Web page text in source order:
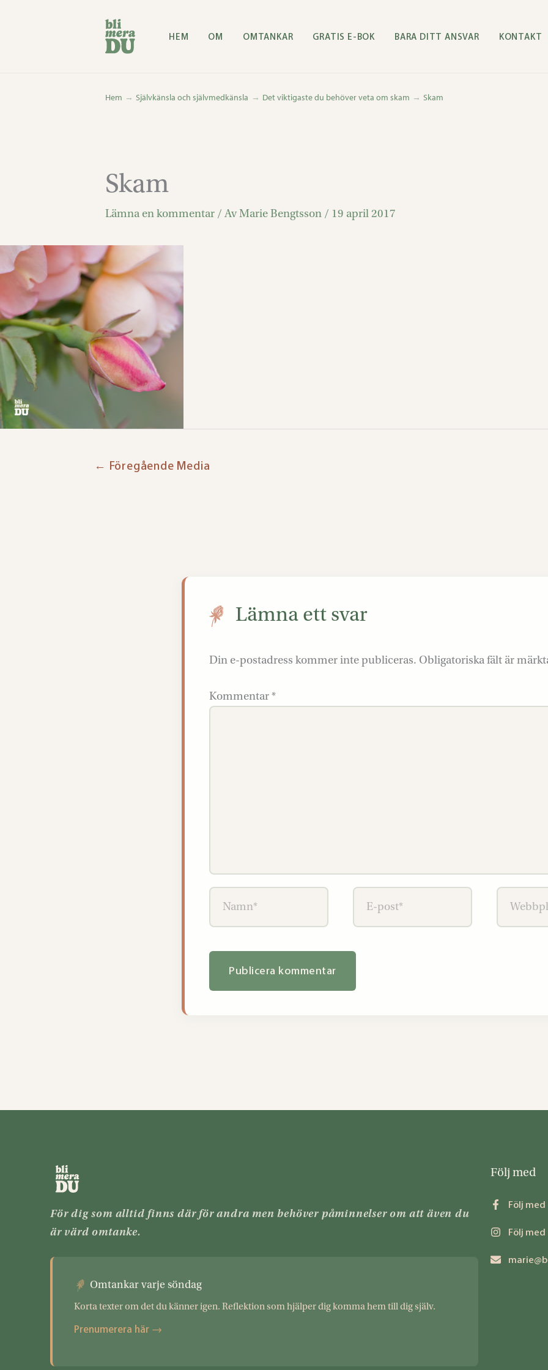
HEM OM OMTANKAR GRATIS E-BOK BARA DITT ANSVAR KONTAKT
Hem Självkänsla och självmedkänsla Det viktigaste du behöver veta om skam Skam
Skam
Lämna en kommentar / AvMarie Bengtsson / 19 april 2017
← Föregående Media
Lämna ett svar
Din e-postadress kommer inte publiceras. Obligatoriska fält är
Kommentar*
post*
För dig som alltid finns där för andra men behöver påminnelser om att även du
är värd omtanke.
Omtankar varje söndag
Korta texter om det du känner igen. Reflektion som hjälper dig komma hem till dig själv.
Prenumerera här →
Följ med
Följ
Följ